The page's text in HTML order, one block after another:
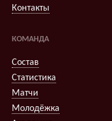
Контакты
КОМАНДА
Состав
Статистика
Матчи
Молодёжка